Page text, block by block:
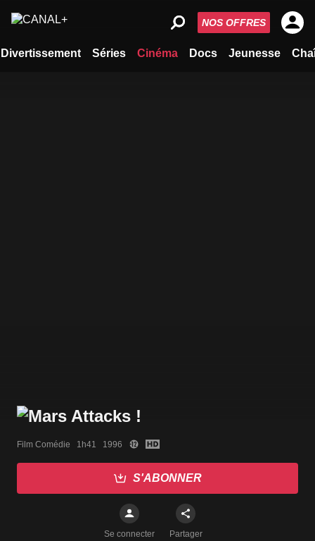
Divertissement Séries Cinéma Docs Jeunesse
NOS OFFRES
Film Comédie   1h41   1996
S'ABONNER
Se connecter Partager